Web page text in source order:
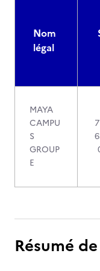
Nom
légal
MAYA
CAMPU
S
GROUP
E
Résumé